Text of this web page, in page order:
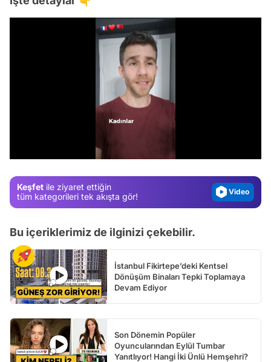
Keşfet ile ziyaret ettiğin
tüm kategorileri tek akışta gör!
Video
Bu içeriklerimiz de ilginizi çekebilir.
İstanbul Fikirtepe’deki Kentsel
Dönüşüm Binaları Tepki Toplamaya
Devam Ediyor
Son Dönemin Popüler
Oyuncularından Eylül Tumbar
Yanıtlıyor! Hangi İki Ünlü Hemşehri?